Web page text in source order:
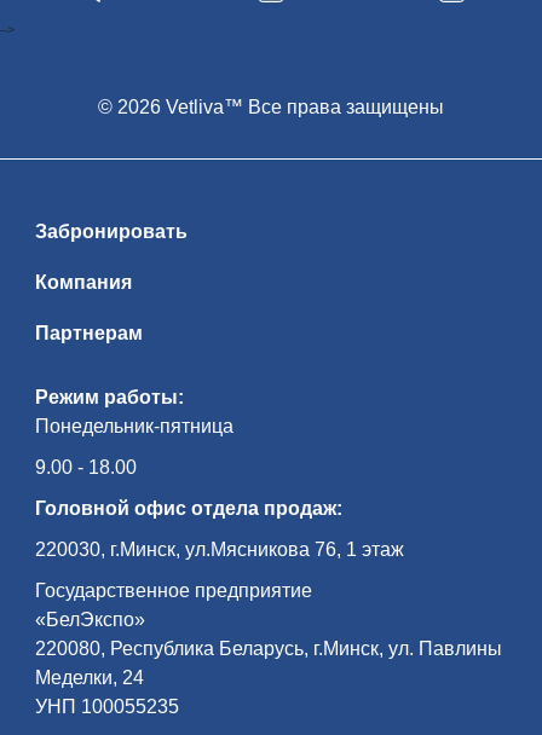
Режим работы:
Понедельник-пятница
9.00 - 18.00
Головной офис отдела продаж:
220030, г.Минск, ул.Мясникова 76, 1 этаж
Государственное предприятие
«БелЭкспо»
220080, Республика Беларусь, г.Минск, ул. Павлины
Меделки, 24
УНП 100055235
Забронировать
Компания
Партнерам
© 2026 Vetliva™ Все права защищены
-->